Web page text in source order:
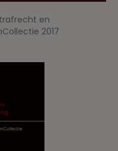
en
2017